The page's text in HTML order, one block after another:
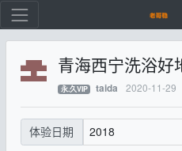
青海西宁洗浴好
永.久VIP taida 2020-11-29
体验日期 2018